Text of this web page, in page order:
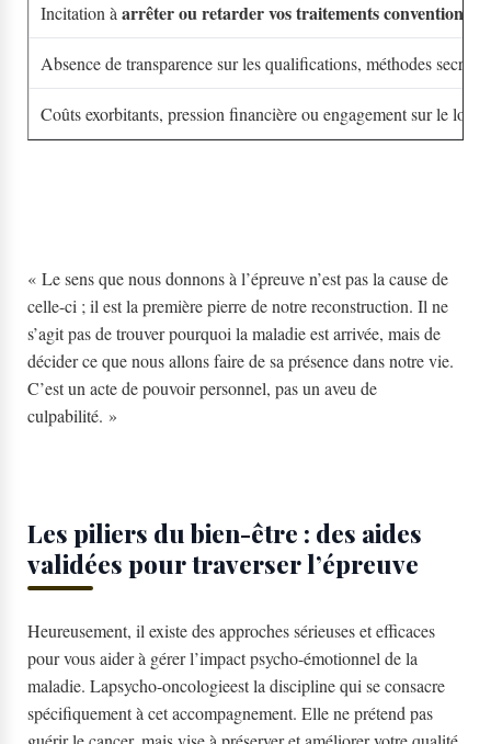
Incitation à arrêter ou retarder vos traitements conventionnels
Absence de transparence sur les qualifications, méthodes
Coûts exorbitants, pression financière ou engagement sur le long
« Le sens que nous donnons à l’épreuve n’est pas la cause de
celle-ci ; il est la première pierre de notre reconstruction. Il ne
s’agit pas de trouver pourquoi la maladie est arrivée, mais de
décider ce que nous allons faire de sa présence dans notre vie.
C’est un acte de pouvoir personnel, pas un aveu de
culpabilité. »
Les piliers du bien-être : des aides
validées pour traverser l’épreuve
Heureusement, il existe des approches sérieuses et efficaces
pour vous aider à gérer l’impact psycho-émotionnel de la
maladie. Lapsycho-oncologieest la discipline qui se consacre
spécifiquement à cet accompagnement. Elle ne prétend pas